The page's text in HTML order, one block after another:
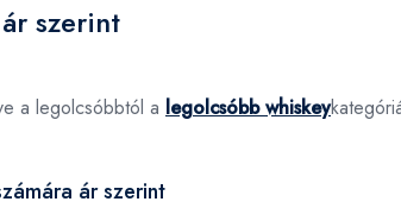
szerint
a legolcsóbbtól a legolcsóbb whiskey
ár szerint